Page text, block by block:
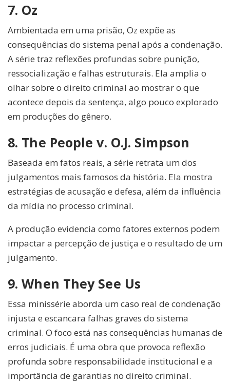
7. Oz
Ambientada em uma prisão, Oz expõe as
consequências do sistema penal após a condenação.
A série traz reflexões profundas sobre punição,
ressocialização e falhas estruturais. Ela amplia o
olhar sobre o direito criminal ao mostrar o que
acontece depois da sentença, algo pouco explorado
em produções do gênero.
8. The People v. O.J. Simpson
Baseada em fatos reais, a série retrata um dos
julgamentos mais famosos da história. Ela mostra
estratégias de acusação e defesa, além da influência
da mídia no processo criminal.
A produção evidencia como fatores externos podem
impactar a percepção de justiça e o resultado de um
julgamento.
9. When They See Us
Essa minissérie aborda um caso real de condenação
injusta e escancara falhas graves do sistema
criminal. O foco está nas consequências humanas de
erros judiciais. É uma obra que provoca reflexão
profunda sobre responsabilidade institucional e a
importância de garantias no direito criminal.